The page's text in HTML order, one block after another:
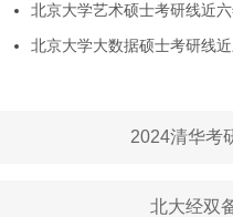
北京大学艺术硕士考研线近
北京大学大数据硕士考研线
2024清华考
北大经双